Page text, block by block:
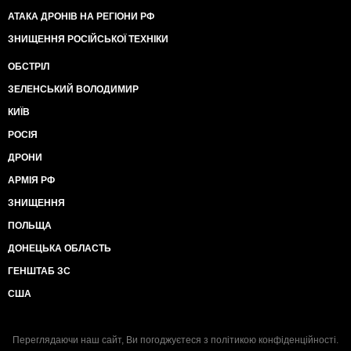
АТАКА ДРОНІВ НА РЕГІОНИ РФ
ЗНИЩЕННЯ РОСІЙСЬКОЇ ТЕХНІКИ
ОБСТРІЛ
ЗЕЛЕНСЬКИЙ ВОЛОДИМИР
КИЇВ
РОСІЯ
ДРОНИ
АРМІЯ РФ
ЗНИЩЕННЯ
ПОЛЬЩА
ДОНЕЦЬКА ОБЛАСТЬ
ГЕНШТАБ ЗС
США
Переглядаючи наш сайт, Ви погоджуєтеся з політикою конфіденційності.